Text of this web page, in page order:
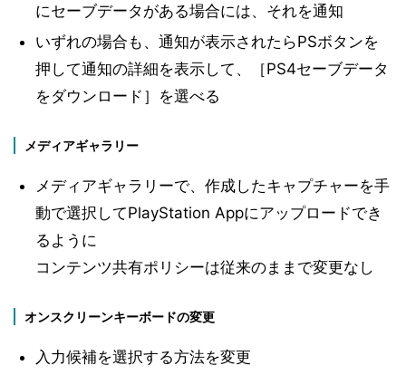
にセーブデータがある場合には、それを通知
いずれの場合も、通知が表示されたらPSボタンを
押して通知の詳細を表示して、［PS4セーブデータ
をダウンロード］を選べる
メディアギャラリー
メディアギャラリーで、作成したキャプチャーを手
動で選択してPlayStation Appにアップロードでき
るように
コンテンツ共有ポリシーは従来のままで変更なし
オンスクリーンキーボードの変更
入力候補を選択する方法を変更